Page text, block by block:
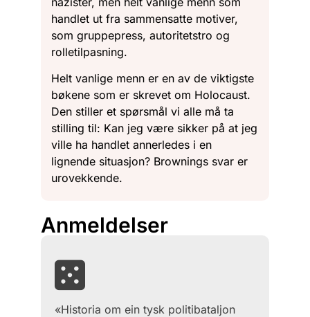
handlet ut fra sammensatte motiver,
som gruppepress, autoritetstro og
rolletilpasning.
Helt vanlige menn er en av de viktigste
bøkene som er skrevet om Holocaust.
Den stiller et spørsmål vi alle må ta
stilling til: Kan jeg være sikker på at jeg
ville ha handlet annerledes i en
lignende situasjon? Brownings svar er
urovekkende.
Anmeldelser
«Historia om ein tysk politibataljon